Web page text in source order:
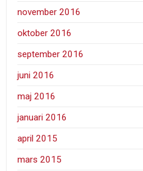
november 2016
oktober 2016
september 2016
juni 2016
maj 2016
januari 2016
april 2015
mars 2015